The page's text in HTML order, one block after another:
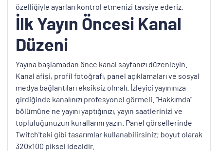
özelliğiyle ayarları kontrol etmenizi tavsiye ederiz.
İlk Yayın Öncesi Kanal
Düzeni
Yayına başlamadan önce kanal sayfanızı düzenleyin.
Kanal afişi, profil fotoğrafı, panel açıklamaları ve sosyal
medya bağlantıları eksiksiz olmalı. İzleyici yayınınıza
girdiğinde kanalınızı profesyonel görmeli. "Hakkımda"
bölümüne ne yayını yaptığınızı, yayın saatlerinizi ve
topluluğunuzun kurallarını yazın. Panel görsellerinde
Twitch'teki gibi tasarımlar kullanabilirsiniz; boyut olarak
320x100 piksel idealdir.